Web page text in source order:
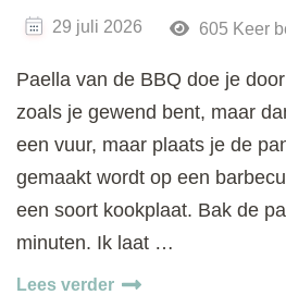
29 juli 2026 605 Keer
Paella van de BBQ doe je
zoals je gewend bent, maar
een vuur, maar plaats je de
gemaakt wordt op een
een soort kookplaat. Bak de
minuten. Ik laat …
Lees verder